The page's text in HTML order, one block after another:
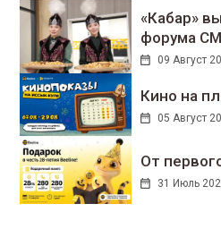
«Кабар»
форума
09 Август
Кино на
05 Август
От
31 Июль